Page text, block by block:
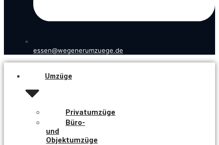
essen@wegenerumzuege.de
Umzüge
Privatumzüge
Büro-
und
Objektumzüge